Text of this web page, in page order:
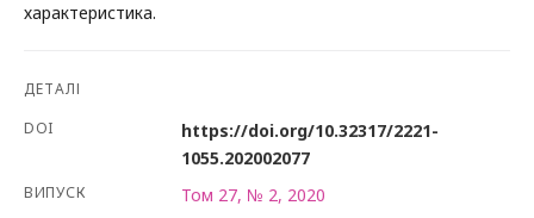
характеристика.
ДЕТАЛІ
DOI
https://doi.org/10.32317/2221-
1055.202002077
ВИПУСК Том 27, № 2, 2020